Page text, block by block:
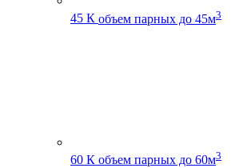
45 К объем парных до 45м3
60 К объем парных до 60м3